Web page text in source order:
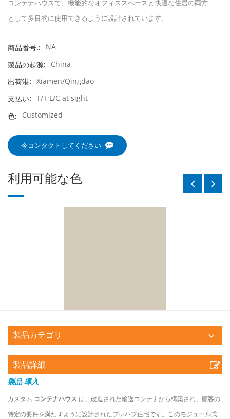
コンテナハウスで、機能的なオフィススペースと快適な住居の両方
として多目的に使用できるように設計されています。
商品番号.:
NA
製品の起源:
China
出荷港: Xiamen/Qingdao
支払い: T/T;L/C at sight
色:
Customized
今コンタクトしてください
利用可能な色
製品カテゴリ
製品詳細
製品導入
カスタム コンテナハウス は、改造された輸送コンテナから構築され、顧客の
特定の要件を満たすように設計されたプレハブ住宅です。このモジュール式